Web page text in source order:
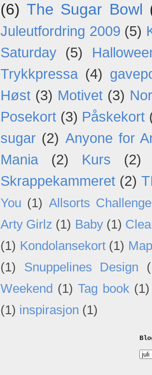
(6) The Sugar Bowl
Juleutfordring 2009 (5)
Saturday (5)
Trykkpressa (4)
Høst (3) Motivet (3)
Posekort (3) Påskekort
sugar (2) Anyone for
Mania
(2) Kurs
(2)
Skrappekammeret (2)
You (1) Allsorts Challenge
Arty Girlz (1) Baby (1)
(1) Kondolansekort (1)
(1)
Snuppelines Design
Weekend (1) Tag book (1)
(1) inspirasjon (1)